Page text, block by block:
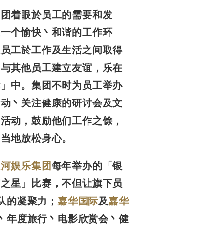
着眼於员工的需要和发
个愉快丶和谐的工作环
工於工作及生活之间取得
其他员工建立友谊，乐在
中。集团不时为员工举办
丶关注健康的研讨会及文
动，鼓励他们工作之馀，
地放松身心。
娱乐集团每年举办的「银
星」比赛，不但让旗下员
凝聚力； 嘉华国际及嘉华
年度旅行丶电影欣赏会丶健